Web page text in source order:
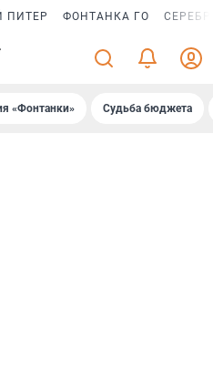
ПИТЕР ФОНТАНКА ГО
«Фонтанки» Судьба бюджета